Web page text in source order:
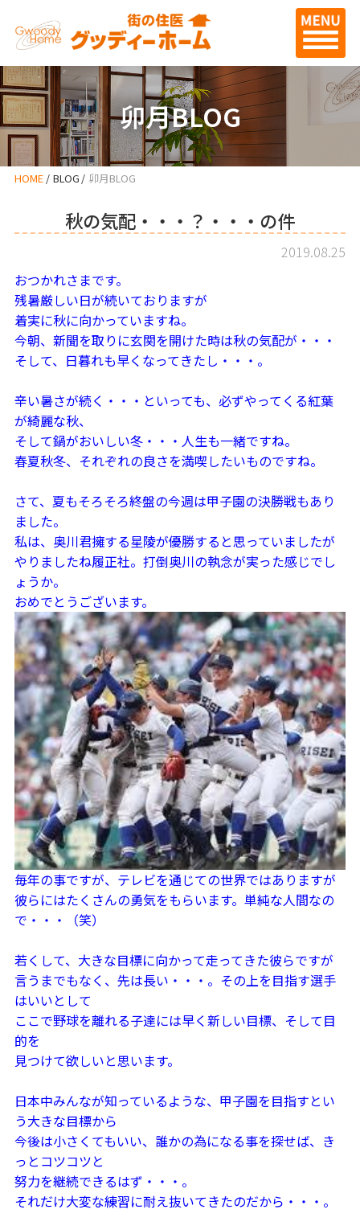
卯月BLOG
HOME BLOG 卯月BLOG
秋の気配・・・？・・・の件
2019.08.25
おつかれさまです。
残暑厳しい日が続いておりますが
着実に秋に向かっていますね。
今朝、新聞を取りに玄関を開けた時は秋の気配が・・・
そして、日暮れも早くなってきたし・・・。
辛い暑さが続く・・・といっても、必ずやってくる紅葉
が綺麗な秋、
そして鍋がおいしい冬・・・人生も一緒ですね。
春夏秋冬、それぞれの良さを満喫したいものですね。
さて、夏もそろそろ終盤の今週は甲子園の決勝戦もあり
ました。
私は、奥川君擁する星陵が優勝すると思っていましたが
やりましたね履正社。打倒奥川の執念が実った感じでし
ょうか。
おめでとうございます。
毎年の事ですが、テレビを通じての世界ではありますが
彼らにはたくさんの勇気をもらいます。単純な人間なの
で・・・（笑）
若くして、大きな目標に向かって走ってきた彼らですが
言うまでもなく、先は長い・・・。その上を目指す選手
はいいとして
ここで野球を離れる子達には早く新しい目標、そして目
的を
見つけて欲しいと思います。
日本中みんなが知っているような、甲子園を目指すとい
う大きな目標から
今後は小さくてもいい、誰かの為になる事を探せば、き
っとコツコツと
努力を継続できるはず・・・。
それだけ大変な練習に耐え抜いてきたのだから・・・。